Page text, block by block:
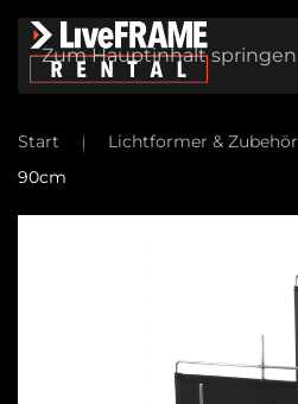
Zum Hauptinhalt springen
Start Lichtformer & Zubehör
90cm